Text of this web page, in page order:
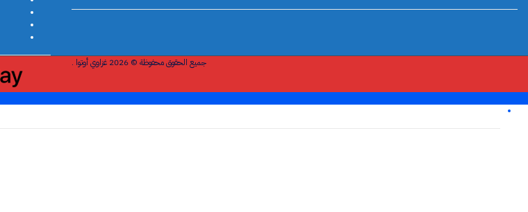
جميع الحقوق محفوظة © 2026 غزاوي أوتوا .